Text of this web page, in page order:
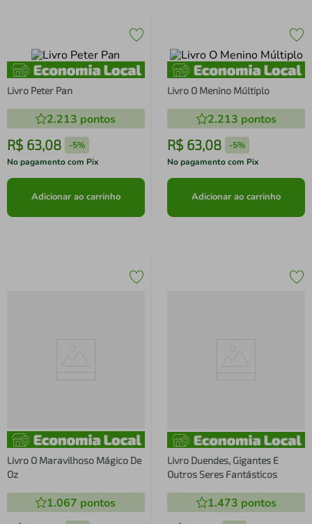
Livro Peter Pan
2.213 pontos
R$ 63,08 -5%
No pagamento com Pix
Adicionar ao carrinho
Livro O Menino Múltiplo
2.213 pontos
R$ 63,08 -5%
No pagamento com Pix
Adicionar ao carrinho
Livro O Maravilhoso Mágico De
Oz
1.067 pontos
Livro Duendes, Gigantes E
Outros Seres Fantásticos
1.473 pontos